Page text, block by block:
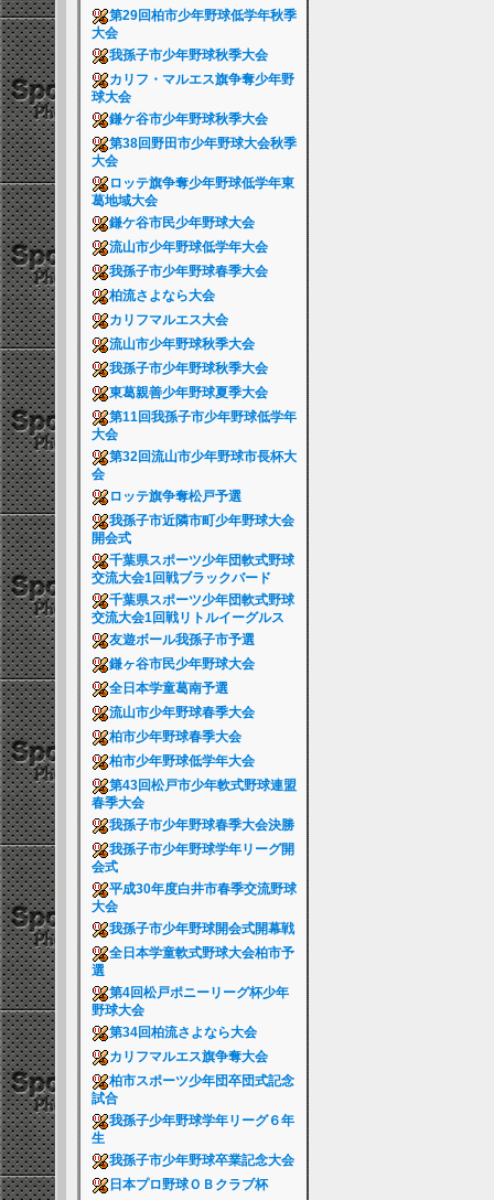
第29回柏市少年野球低学年秋季
大会
我孫子市少年野球秋季大会
カリフ・マルエス旗争奪少年野
球大会
鎌ケ谷市少年野球秋季大会
第38回野田市少年野球大会秋季
大会
ロッテ旗争奪少年野球低学年東
葛地域大会
鎌ケ谷市民少年野球大会
流山市少年野球低学年大会
我孫子市少年野球春季大会
柏流さよなら大会
カリフマルエス大会
流山市少年野球秋季大会
我孫子市少年野球秋季大会
東葛親善少年野球夏季大会
第11回我孫子市少年野球低学年
大会
第32回流山市少年野球市長杯大
会
ロッテ旗争奪松戸予選
我孫子市近隣市町少年野球大会
開会式
千葉県スポーツ少年団軟式野球
交流大会1回戦ブラックバード
千葉県スポーツ少年団軟式野球
交流大会1回戦リトルイーグルス
友遊ボール我孫子市予選
鎌ヶ谷市民少年野球大会
全日本学童葛南予選
流山市少年野球春季大会
柏市少年野球春季大会
柏市少年野球低学年大会
第43回松戸市少年軟式野球連盟
春季大会
我孫子市少年野球春季大会決勝
我孫子市少年野球学年リーグ開
会式
平成30年度白井市春季交流野球
大会
我孫子市少年野球開会式開幕戦
全日本学童軟式野球大会柏市予
選
第4回松戸ポニーリーグ杯少年
野球大会
第34回柏流さよなら大会
カリフマルエス旗争奪大会
柏市スポーツ少年団卒団式記念
試合
我孫子少年野球学年リーグ６年
生
我孫子市少年野球卒業記念大会
日本プロ野球ＯＢクラブ杯